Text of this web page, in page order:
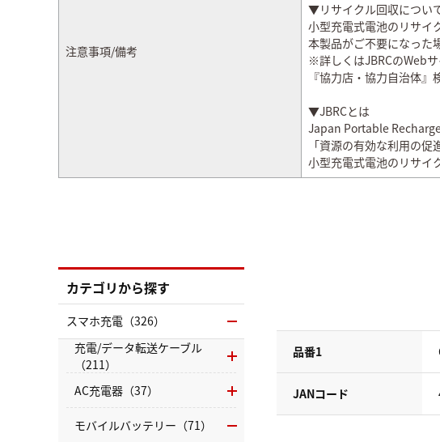
注意事項/備考
▼リサイクル回収につい
小型充電式電池のリサイ
本製品がご不要になった
※詳しくはJBRCのWebサ
『協力店・協力自治体
▼JBRCとは
Japan Portable
「資源の有効な利用の
小型充電式電池のリサイ
品番1
JANコード
カテゴリから探す
スマホ充電（326）
充電/データ転送ケーブル
（211）
AC充電器（37）
モバイルバッテリー（71）